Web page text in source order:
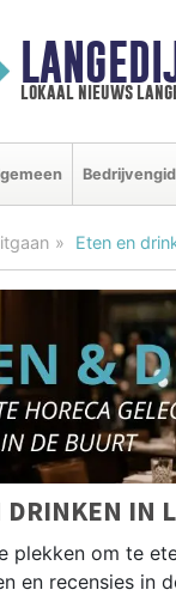
lokaal nieuws
Eten en
DRINKEN IN
plekken om te
en recensies in